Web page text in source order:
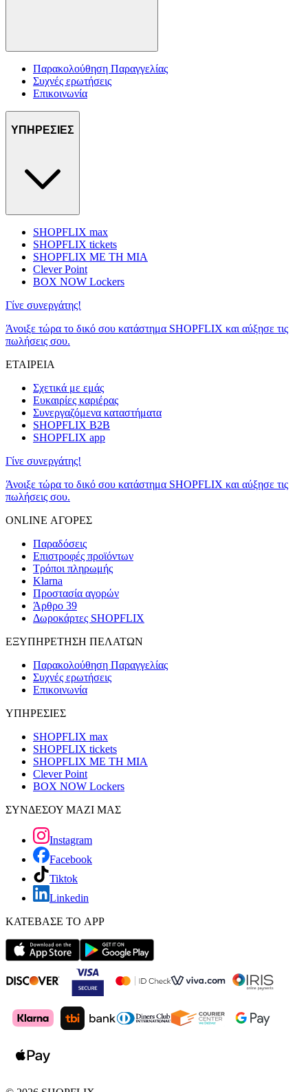
Παρακολούθηση Παραγγελίας
Συχνές ερωτήσεις
Επικοινωνία
ΥΠΗΡΕΣΙΕΣ
SHOPFLIX max
SHOPFLIX tickets
SHOPFLIX ΜΕ ΤΗ ΜΙΑ
Clever Point
BOX NOW Lockers
Γίνε συνεργάτης!
Άνοιξε τώρα το δικό σου κατάστημα SHOPFLIX και αύξησε τις
πωλήσεις σου.
ΕΤΑΙΡΕΙΑ
Σχετικά με εμάς
Ευκαιρίες καριέρας
Συνεργαζόμενα καταστήματα
SHOPFLIX B2B
SHOPFLIX app
Γίνε συνεργάτης!
Άνοιξε τώρα το δικό σου κατάστημα SHOPFLIX και αύξησε τις
πωλήσεις σου.
ONLINE ΑΓΟΡΕΣ
Παραδόσεις
Επιστροφές προϊόντων
Τρόποι πληρωμής
Klarna
Προστασία αγορών
Άρθρο 39
Δωροκάρτες SHOPFLIX
ΕΞΥΠΗΡΕΤΗΣΗ ΠΕΛΑΤΩΝ
Παρακολούθηση Παραγγελίας
Συχνές ερωτήσεις
Επικοινωνία
ΥΠΗΡΕΣΙΕΣ
SHOPFLIX max
SHOPFLIX tickets
SHOPFLIX ΜΕ ΤΗ ΜΙΑ
Clever Point
BOX NOW Lockers
ΣΥΝΔΕΣΟΥ ΜΑΖΙ ΜΑΣ
Instagram
Facebook
Tiktok
Linkedin
ΚΑΤΕΒΑΣΕ ΤΟ APP